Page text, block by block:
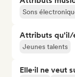
Sons
Attributs qu'il/
Jeunes talents
Elle·il ne veut